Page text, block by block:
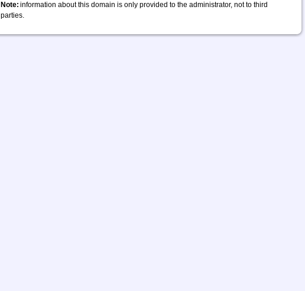
Note: information about this domain is only provided to the administrator, not to third
parties.